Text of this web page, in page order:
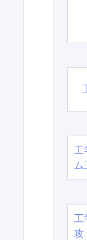
工
ム
工
攻